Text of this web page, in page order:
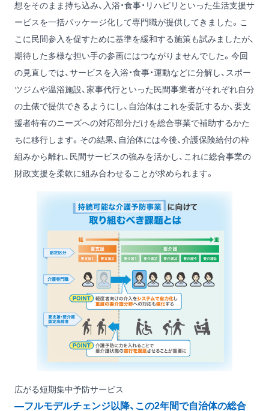
想をそのまま持ち込み、入浴・食事・リハビリといった生活支援サ
ービスを一括パッケージ化して専門職が提供してきました。こ
こに民間参入を促すために基準を緩和する施策も試みましたが、
期待した多様な担い手の参画にはつながりませんでした。今回
の見直しでは、サービスを入浴・食事・運動などに分解し、スポー
ツジムや温浴施設、家事代行といった民間事業者がそれぞれ自分
の土俵で提供できるようにし、自治体はこれを委託するか、要支
援者特有のニーズへの対応部分だけを総合事業で補助するかた
ちに移行します。その結果、自治体には今後、介護保険給付の枠
組みから離れ、民間サービスの強みを活かし、これに総合事業の
財政支援を柔軟に組み合わせることが求められます。
広がる短期集中予防サービス
―フルモデルチェンジ以降、この2年間で自治体の総合